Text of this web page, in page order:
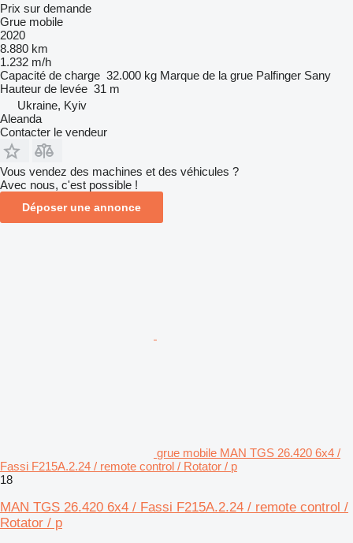
Prix sur demande
Grue mobile
2020
8.880 km
1.232 m/h
Capacité de charge 32.000 kg Marque de la grue Palfinger Sany
Hauteur de levée 31 m
Ukraine, Kyiv
Aleanda
Contacter le vendeur
Vous vendez des machines et des véhicules ?
Avec nous, c'est possible !
Déposer une annonce
grue mobile MAN TGS 26.420 6x4 /
Fassi F215A.2.24 / remote control / Rotator / p
18
MAN TGS 26.420 6x4 / Fassi F215A.2.24 / remote control /
Rotator / p